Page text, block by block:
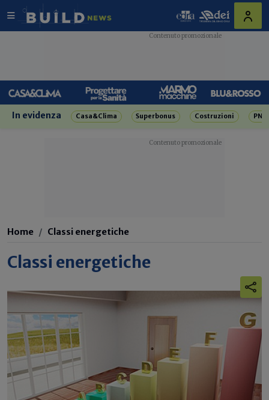
In evidenza Casa&Clima Superbonus Costruzioni
Home Classi energetiche
Classi energetiche